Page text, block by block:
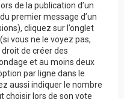
de la publication d’un
premier message d’un
cliquez sur l’onglet
vous ne le voyez pas,
de créer des
et au moins deux
par ligne dans le
aussi indiquer le nombre
choisir lors de son vote